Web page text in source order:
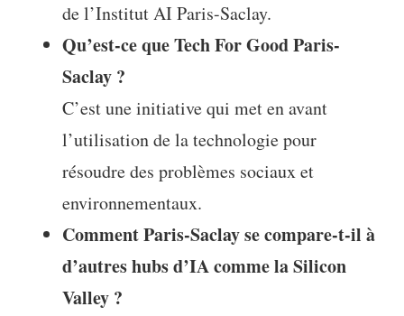
de l’Institut AI Paris-Saclay.
Qu’est-ce que Tech For Good Paris-
Saclay ?
C’est une initiative qui met en avant
l’utilisation de la technologie pour
résoudre des problèmes sociaux et
environnementaux.
Comment Paris-Saclay se compare-t-il à
d’autres hubs d’IA comme la Silicon
Valley ?